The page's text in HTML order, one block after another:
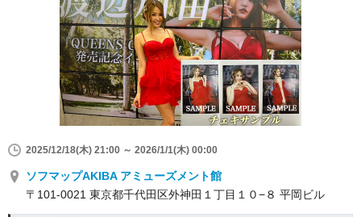
2025/12/18(木) 21:00 ～ 2026/1/1(木) 00:00
ソフマップAKIBA アミューズメント館
〒101-0021 東京都千代田区外神田１丁目１０−８ 平岡ビル